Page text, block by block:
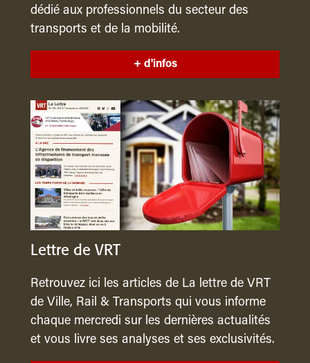
dédié aux professionnels du secteur des
transports et de la mobilité.
+ d'infos
Lettre de VRT
Retrouvez ici les articles de La lettre de VRT
de Ville, Rail & Transports qui vous informe
chaque mercredi sur les dernières actualités
et vous livre ses analyses et ses exclusivités.